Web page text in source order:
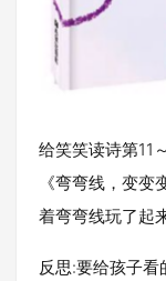
给笑笑读诗第11
《弯弯线，变
着弯弯线玩了起来
反思:要给孩子